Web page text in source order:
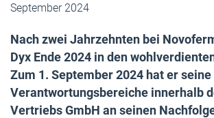
September 2024
Nach zwei Jahrzehnten bei
Dyx Ende 2024 in den
Zum 1. September 2024 hat er seine
Verantwortungsbereiche innerhalb
Vertriebs GmbH an seinen